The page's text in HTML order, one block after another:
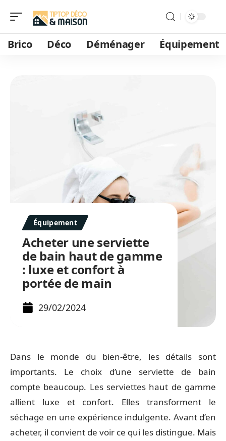
Brico Déco Déménager Équipement
Équipement
Acheter une serviette
de bain haut de gamme
: luxe et confort à
portée de main
29/02/2024
Dans le monde du bien-être, les détails sont
importants. Le choix d’une serviette de bain
compte beaucoup. Les serviettes haut de gamme
allient luxe et confort. Elles transforment le
séchage en une expérience indulgente. Avant d’en
acheter, il convient de voir ce qui les distingue. Mais